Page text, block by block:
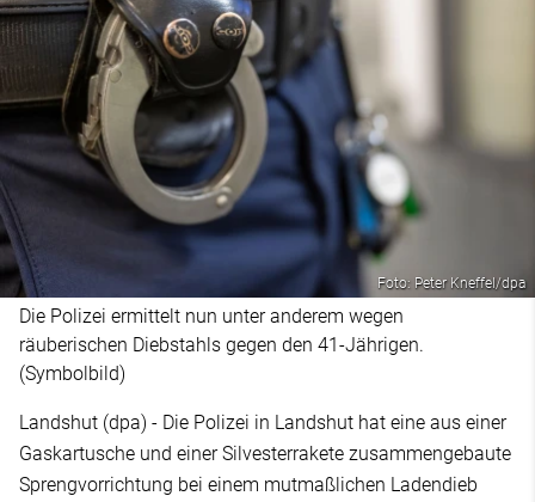
Foto: Peter Kneffel/dpa
Die Polizei ermittelt nun unter anderem wegen
räuberischen Diebstahls gegen den 41-Jährigen.
(Symbolbild)
Landshut (dpa) - Die Polizei in Landshut hat eine aus einer
Gaskartusche und einer Silvesterrakete zusammengebaute
Sprengvorrichtung bei einem mutmaßlichen Ladendieb